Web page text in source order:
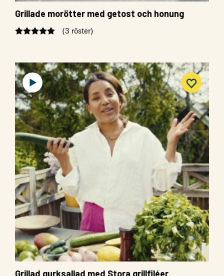
Grillade morötter med getost och honung
(3 röster)
Grillad gurksallad med Stora grillfiléer